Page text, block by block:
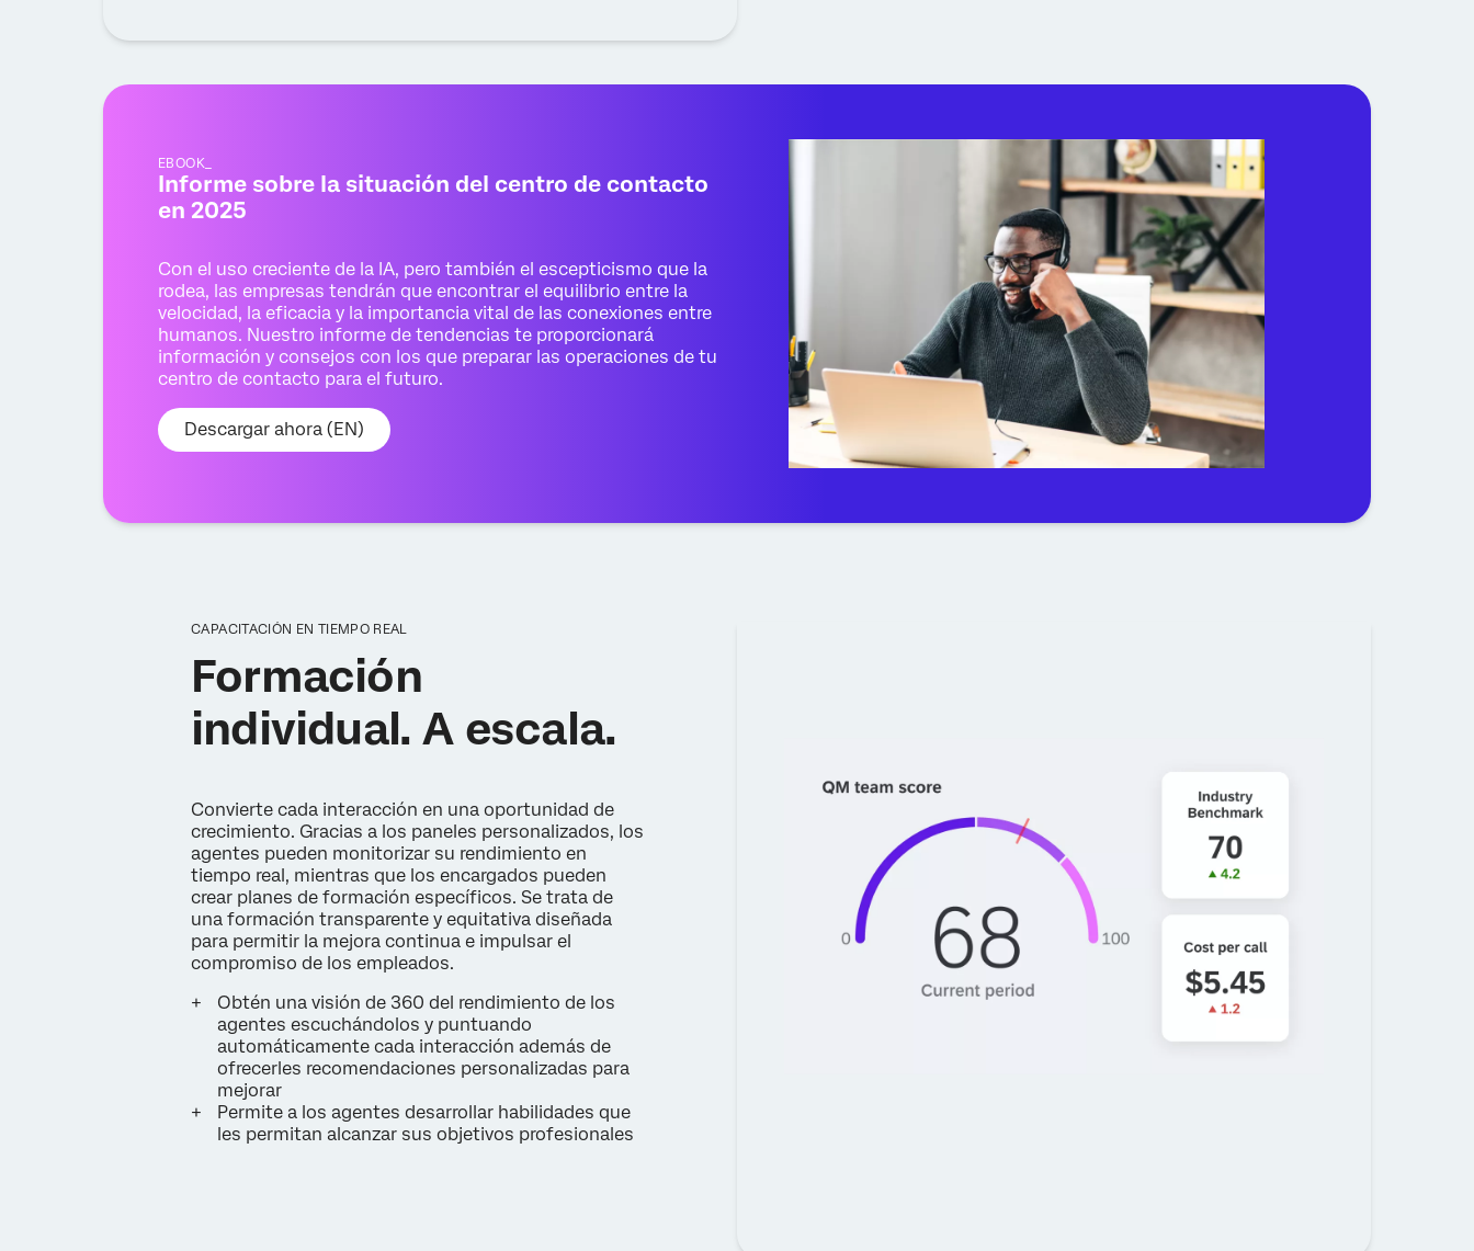
EBOOK_
Informe sobre la situación del centro de contacto
en 2025
Con el uso creciente de la IA, pero también el escepticismo que la
rodea, las empresas tendrán que encontrar el equilibrio entre la
velocidad, la eficacia y la importancia vital de las conexiones entre
humanos. Nuestro informe de tendencias te proporcionará
información y consejos con los que preparar las operaciones de tu
centro de contacto para el futuro.
Descargar ahora (EN)
CAPACITACIÓN EN TIEMPO REAL
Formación
individual. A escala.
Convierte cada interacción en una oportunidad de
crecimiento. Gracias a los paneles personalizados, los
agentes pueden monitorizar su rendimiento en
tiempo real, mientras que los encargados pueden
crear planes de formación específicos. Se trata de
una formación transparente y equitativa diseñada
para permitir la mejora continua e impulsar el
compromiso de los empleados.
Obtén una visión de 360 del rendimiento de los
agentes escuchándolos y puntuando
automáticamente cada interacción además de
ofrecerles recomendaciones personalizadas para
mejorar
Permite a los agentes desarrollar habilidades que
les permitan alcanzar sus objetivos profesionales